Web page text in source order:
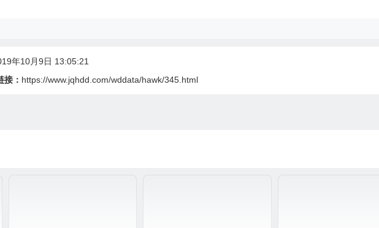
年10月9日 13:05:21
： https://www.jqhdd.com/wddata/hawk/345.html